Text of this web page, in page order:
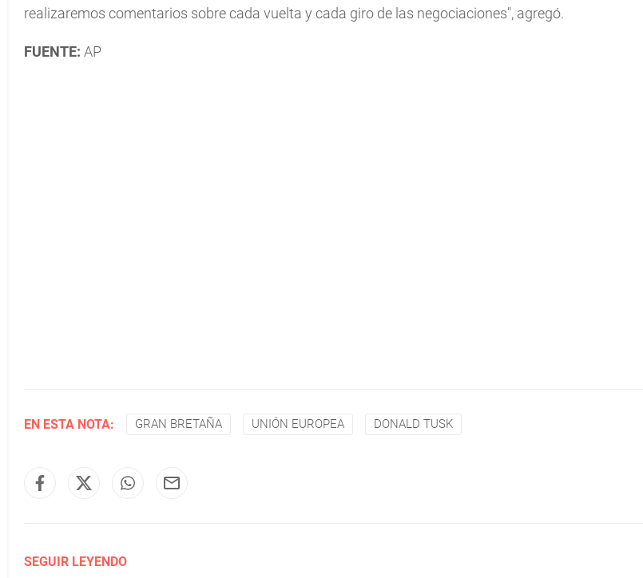
realizaremos comentarios sobre cada vuelta y cada giro de las negociaciones", agregó.
FUENTE: AP
EN ESTA NOTA: GRAN BRETAÑA UNIÓN EUROPEA DONALD TUSK
SEGUIR LEYENDO